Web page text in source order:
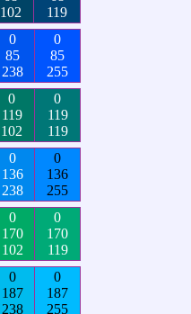
102
119
0
85
238
0
85
255
0
119
102
0
119
119
0
136
238
0
136
255
0
170
102
0
170
119
0
187
238
0
187
255